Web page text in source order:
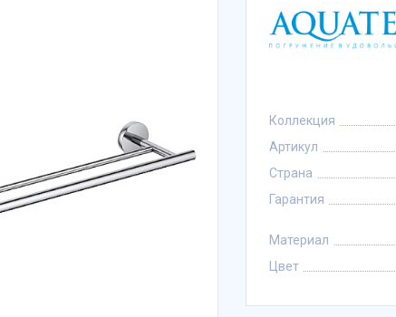
Коллекция
Артикул
Страна
Гарантия
Материал
Цвет